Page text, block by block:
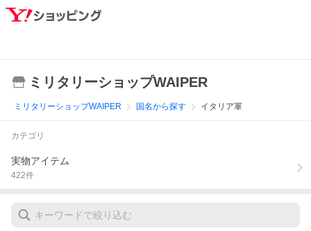
ミリタリーショップWAIPER
ミリタリーショップWAIPER 国名から探す イタリア軍
カテゴリ
実物アイテム
422件